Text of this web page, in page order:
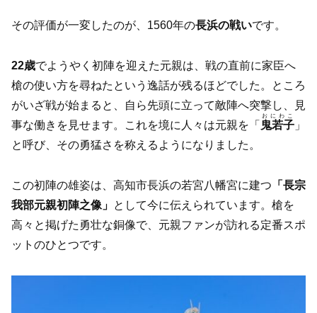
その評価が一変したのが、1560年の長浜の戦いです。
22歳でようやく初陣を迎えた元親は、戦の直前に家臣へ
槍の使い方を尋ねたという逸話が残るほどでした。ところ
がいざ戦が始まると、自ら先頭に立って敵陣へ突撃し、見
事な働きを見せます。これを境に人々は元親を「 鬼若子
おにわこ
」
と呼び、その勇猛さを称えるようになりました。
この初陣の雄姿は、高知市長浜の若宮八幡宮に建つ 「長宗
我部元親初陣之像」 として今に伝えられています。槍を
高々と掲げた勇壮な銅像で、元親ファンが訪れる定番スポ
ットのひとつです。